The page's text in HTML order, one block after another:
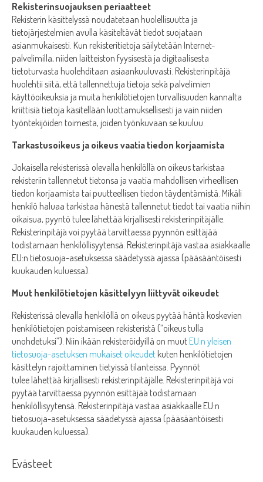
Rekisterinsuojauksen periaatteet
Rekisterin käsittelyssä noudatetaan huolellisuutta ja
tietojärjestelmien avulla käsiteltävät tiedot suojataan
asianmukaisesti. Kun rekisteritietoja säilytetään Internet-
palvelimilla, niiden laitteiston fyysisestä ja digitaalisesta
tietoturvasta huolehditaan asiaankuuluvasti. Rekisterinpitäjä
huolehtii siitä, että tallennettuja tietoja sekä palvelimien
käyttöoikeuksia ja muita henkilötietojen turvallisuuden kannalta
kriittisiä tietoja käsitellään luottamuksellisesti ja vain niiden
työntekijöiden toimesta, joiden työnkuvaan se kuuluu.
Tarkastusoikeus ja oikeus vaatia tiedon korjaamista
Jokaisella rekisterissä olevalla henkilöllä on oikeus tarkistaa
rekisteriin tallennetut tietonsa ja vaatia mahdollisen virheellisen
tiedon korjaamista tai puutteellisen tiedon täydentämistä. Mikäli
henkilö haluaa tarkistaa hänestä tallennetut tiedot tai vaatia niihin
oikaisua, pyyntö tulee lähettää kirjallisesti rekisterinpitäjälle.
Rekisterinpitäjä voi pyytää tarvittaessa pyynnön esittäjää
todistamaan henkilöllisyytensä. Rekisterinpitäjä vastaa asiakkaalle
EU:n tietosuoja-asetuksessa säädetyssä ajassa (pääsääntöisesti
kuukauden kuluessa).
Muut henkilötietojen käsittelyyn liittyvät oikeudet
Rekisterissä olevalla henkilöllä on oikeus pyytää häntä koskevien
henkilötietojen poistamiseen rekisteristä (”oikeus tulla
unohdetuksi”). Niin ikään rekisteröidyillä on muut EU:n yleisen
tietosuoja-asetuksen mukaiset oikeudet kuten henkilötietojen
käsittelyn rajoittaminen tietyissä tilanteissa. Pyynnöt
tulee lähettää kirjallisesti rekisterinpitäjälle. Rekisterinpitäjä voi
pyytää tarvittaessa pyynnön esittäjää todistamaan
henkilöllisyytensä. Rekisterinpitäjä vastaa asiakkaalle EU:n
tietosuoja-asetuksessa säädetyssä ajassa (pääsääntöisesti
kuukauden kuluessa).
Evästeet